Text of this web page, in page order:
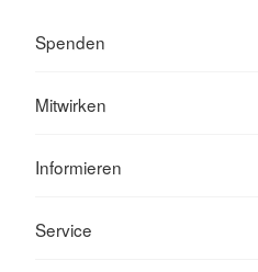
Spenden
Mitwirken
Informieren
Service